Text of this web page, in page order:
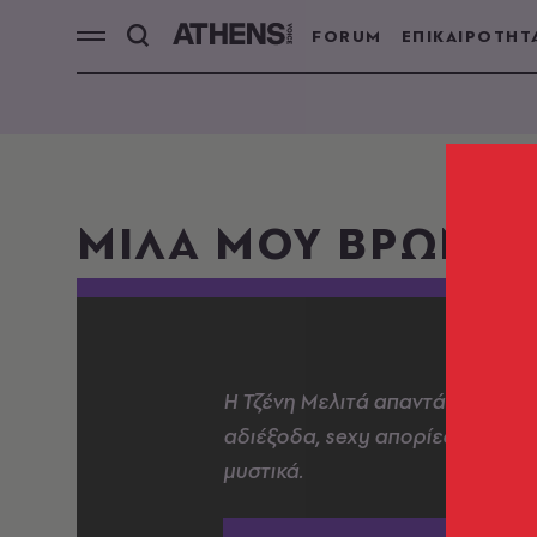
FORUM
ΜΙΛΑ ΜΟΥ
Η Τζένη Μελιτά απαντά σε
αδιέξοδα, sexy απορίες,
μυστικά.